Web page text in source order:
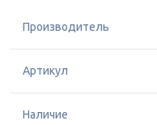
Производитель
Артикул
Наличие